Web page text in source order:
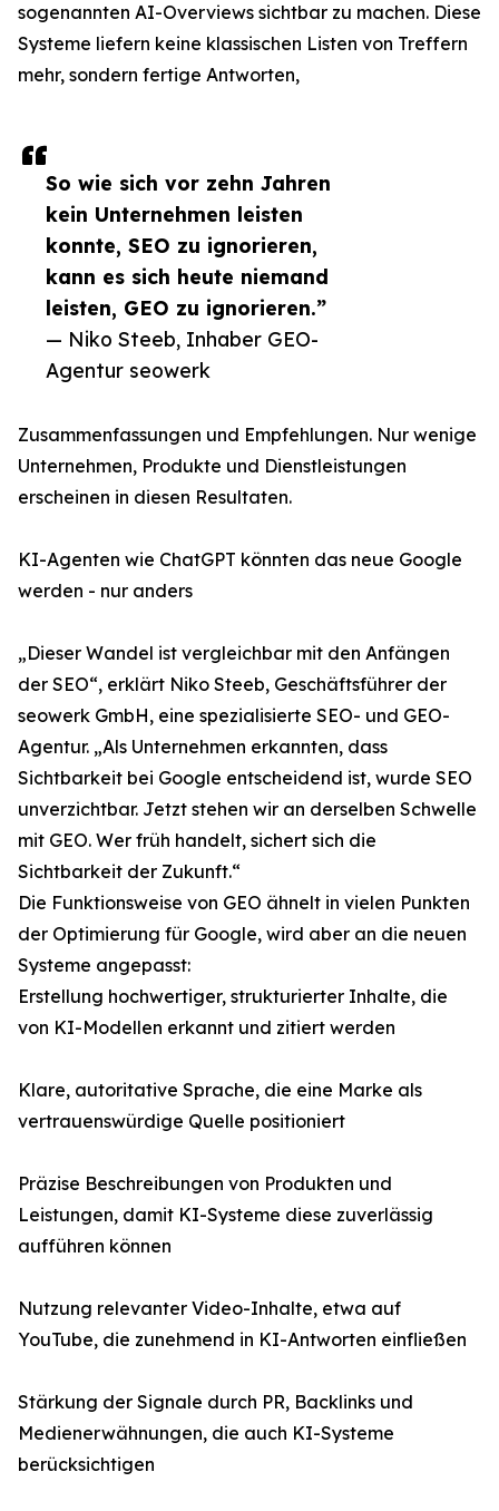
So wie sich vor zehn Jahren
kein Unternehmen leisten
konnte, SEO zu ignorieren,
kann es sich heute niemand
leisten, GEO zu ignorieren.”
— Niko Steeb, Inhaber GEO-
Agentur seowerk
sogenannten AI-Overviews sichtbar zu machen. Diese
Systeme liefern keine klassischen Listen von Treffern
mehr, sondern fertige Antworten,
Zusammenfassungen und Empfehlungen. Nur wenige
Unternehmen, Produkte und Dienstleistungen
erscheinen in diesen Resultaten.
KI-Agenten wie ChatGPT könnten das neue Google
werden - nur anders
„Dieser Wandel ist vergleichbar mit den Anfängen
der SEO“, erklärt Niko Steeb, Geschäftsführer der
seowerk GmbH, eine spezialisierte SEO- und GEO-
Agentur. „Als Unternehmen erkannten, dass
Sichtbarkeit bei Google entscheidend ist, wurde SEO
unverzichtbar. Jetzt stehen wir an derselben Schwelle
mit GEO. Wer früh handelt, sichert sich die
Sichtbarkeit der Zukunft.“
Die Funktionsweise von GEO ähnelt in vielen Punkten
der Optimierung für Google, wird aber an die neuen
Systeme angepasst:
Erstellung hochwertiger, strukturierter Inhalte, die
von KI-Modellen erkannt und zitiert werden
Klare, autoritative Sprache, die eine Marke als
vertrauenswürdige Quelle positioniert
Präzise Beschreibungen von Produkten und
Leistungen, damit KI-Systeme diese zuverlässig
aufführen können
Nutzung relevanter Video-Inhalte, etwa auf
YouTube, die zunehmend in KI-Antworten einfließen
Stärkung der Signale durch PR, Backlinks und
Medienerwähnungen, die auch KI-Systeme
berücksichtigen